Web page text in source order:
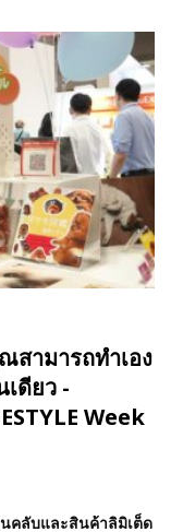
ามารถทำเอง
ดียว -
Week
คลับและสินค้าลิมิเต็ด